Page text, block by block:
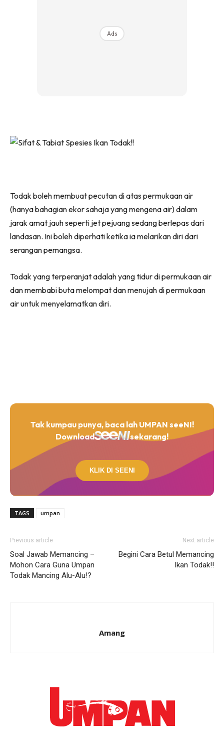
Ads
Todak boleh membuat pecutan di atas permukaan air
(hanya bahagian ekor sahaja yang mengena air) dalam
jarak amat jauh seperti jet pejuang sedang berlepas dari
landasan. Ini boleh diperhati ketika ia melarikan diri dari
serangan pemangsa.
Todak yang terperanjat adalah yang tidur di permukaan air
dan membabi buta melompat dan menujah di permukaan
air untuk menyelamatkan diri.
Tak kumpau punya, baca lah UMPAN seeNI!
Download
sekarang!
KLIK DI SEENI
TAGS umpan
Previous article
Soal Jawab Memancing –
Mohon Cara Guna Umpan
Todak Mancing Alu-Alu!?
Next article
Begini Cara Betul Memancing
Ikan Todak!!
Amang